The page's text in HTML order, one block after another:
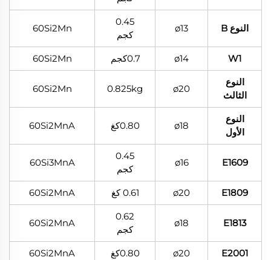
النوع B ø13
0.45
كجم
60Si2Mn
W1
ø14 0.7كجم 60Si2Mn
النوع
الثالث
ø20
0.825kg
60Si2Mn
النوع
الأول
ø18 0.80كغ 60Si2MnA
E1609
ø16
0.45
كجم
60Si3MnA
E1809
ø20 0.61 كغ 60Si2MnA
E1813
ø18
0.62
كجم
60Si2MnA
E2001
ø20 0.80كغ 60Si2MnA